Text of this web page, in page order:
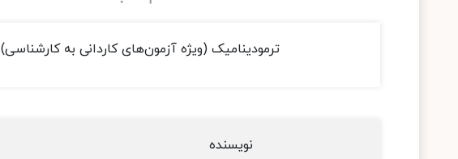
ترمودینامیک (ویژه آزمون‌های کاردانی به کارشناسی)
نویسنده